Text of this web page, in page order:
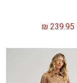
₪ 239.95